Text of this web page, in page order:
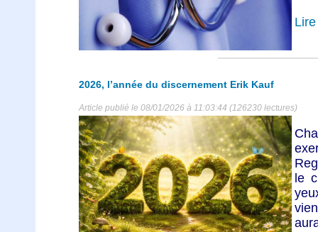
2026, l’année du discernement Erik Kauf
Article publié le 08/01/2026 à 11:03:44 (126230 lectures)
le